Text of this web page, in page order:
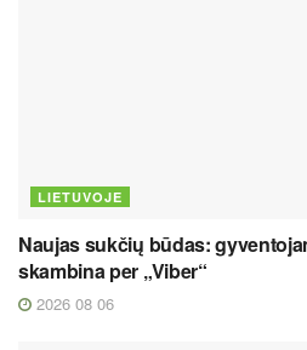
LIETUVOJE
Naujas sukčių būdas:
skambina per „Viber“
2026 08 06